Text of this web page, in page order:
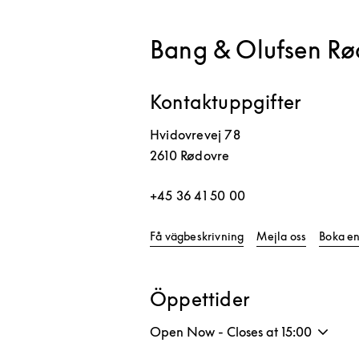
Bang & Olufsen
Kontaktuppgifter
Hvidovrevej 78
2610 Rødovre
+45 36 41 50 00
Få vägbeskrivningLink Opens in New Tab
Mejla oss Boka
Öppettider
Open Now - Closes at 15:00